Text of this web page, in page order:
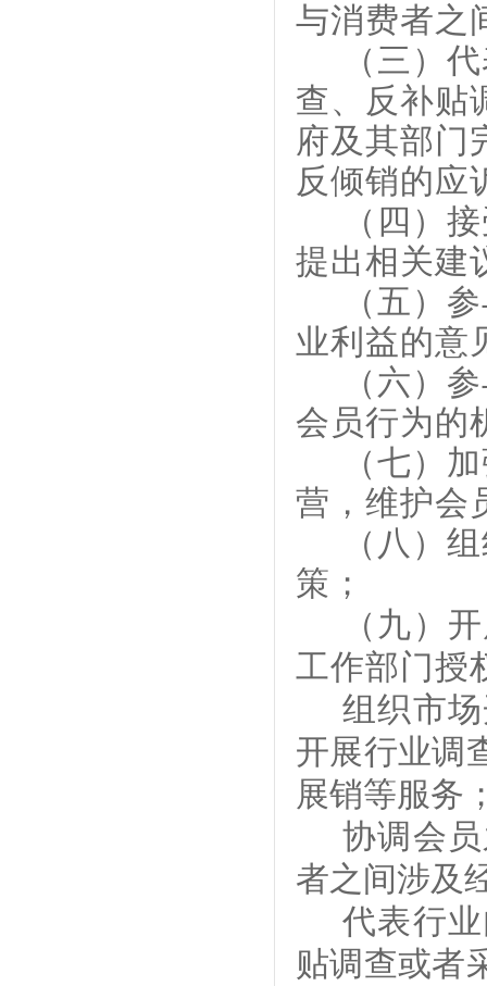
与消费者之
（三）
查、反补贴
府及其部门
反倾销的应
（四）
提出相关建
（五）
业利益的意
（六）
会员行为的
（七）
营，维护会
（八）
策；
（九）
工作部门授
组织市
开展行业调
展销等服务
协调会
者之间涉及
代表行
贴调查或者